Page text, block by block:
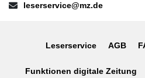
E-Mail:leserservice@mz.de
Leserservice AGB
Funktionen digitale Zeitung